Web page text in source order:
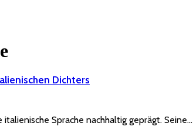
Dichters
Sprache nachhaltig geprägt. Seine…